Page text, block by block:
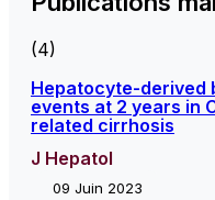
(4)
Hepatocyte-derived
events at 2 years in
related cirrhosis
J Hepatol
09 Juin 2023